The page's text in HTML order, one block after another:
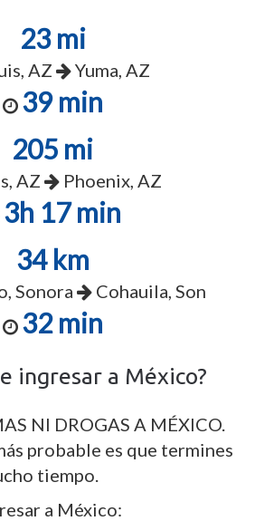
23 mi
AZ Yuma, AZ
39 min
205 mi
AZ Phoenix, AZ
3h 17 min
34 km
Sonora Cohauila, Son
32 min
ingresar a México?
NI DROGAS A MÉXICO.
probable es que termines
tiempo.
a México: